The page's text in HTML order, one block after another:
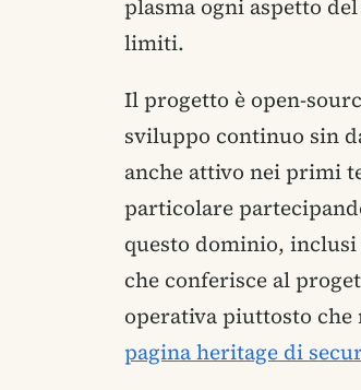
plasma ogni aspetto
limiti.
Il progetto è open-
sviluppo continuo sin
anche attivo nei primi
particolare
questo dominio,
che conferisce al
operativa piuttosto
pagina heritage di